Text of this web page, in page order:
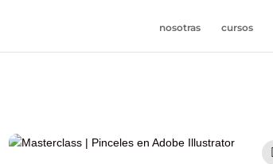
nosotras cursos